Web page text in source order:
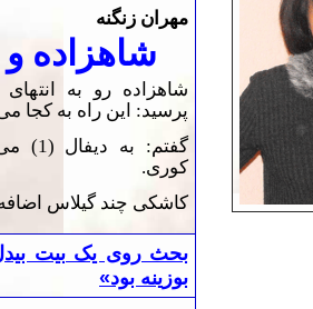
مهران زنگنه
شاهزاده
شاهزاده رو به
پرسید: این راه به كجا
گفتم:
كوری.
كاشكی چند گیلاس اضافه
بحث روی یک بیت
بوزینه بود»